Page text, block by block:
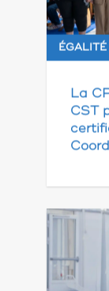
ÉGALITÉ
La
CST